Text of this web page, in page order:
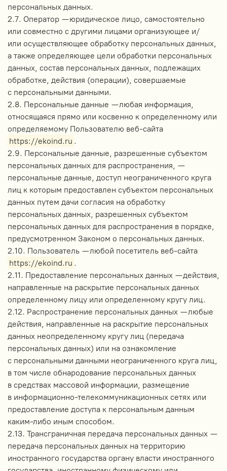
персональных данных.
2.7. Оператор — юридическое лицо, самостоятельно
или совместно с другими лицами организующее и/
или осуществляющее обработку персональных данных,
а также определяющее цели обработки персональных
данных, состав персональных данных, подлежащих
обработке, действия (операции), совершаемые
с персональными данными.
2.8. Персональные данные — любая информация,
относящаяся прямо или косвенно к определенному или
определяемому Пользователю веб-сайта
https://ekoind.ru .
2.9. Персональные данные, разрешенные субъектом
персональных данных для распространения, —
персональные данные, доступ неограниченного круга
лиц к которым предоставлен субъектом персональных
данных путем дачи согласия на обработку
персональных данных, разрешенных субъектом
персональных данных для распространения в порядке,
предусмотренном Законом о персональных данных.
2.10. Пользователь — любой посетитель веб-сайта
https://ekoind.ru .
2.11. Предоставление персональных данных — действия,
направленные на раскрытие персональных данных
определенному лицу или определенному кругу лиц.
2.12. Распространение персональных данных — любые
действия, направленные на раскрытие персональных
данных неопределенному кругу лиц (передача
персональных данных) или на ознакомление
с персональными данными неограниченного круга лиц,
в том числе обнародование персональных данных
в средствах массовой информации, размещение
в информационно-телекоммуникационных сетях или
предоставление доступа к персональным данным
каким-либо иным способом.
2.13. Трансграничная передача персональных данных —
передача персональных данных на территорию
иностранного государства органу власти иностранного